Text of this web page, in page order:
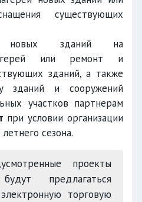
существующих
новых зданий на
или ремонт и
зданий, а также
зданий и сооружений
участков партнерам
при условии организации
сезона.
проекты
предлагаться
торговую